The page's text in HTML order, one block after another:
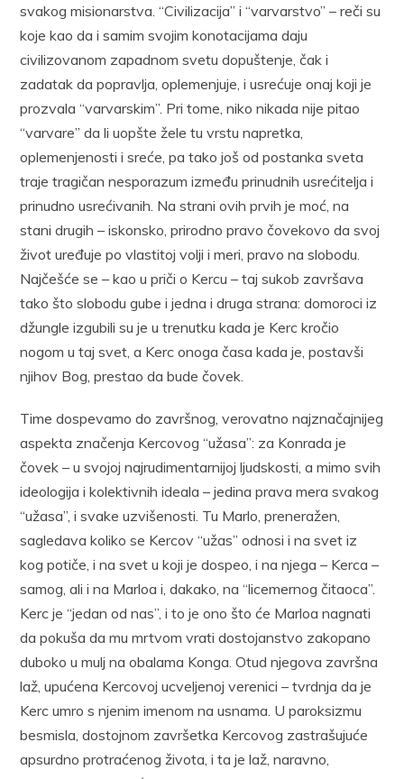
svakog misionarstva. “Civilizacija” i “varvarstvo” – reči su
koje kao da i samim svojim konotacijama daju
civilizovanom zapadnom svetu dopuštenje, čak i
zadatak da popravlja, oplemenjuje, i usrećuje onaj koji je
prozvala “varvarskim”. Pri tome, niko nikada nije pitao
“varvare” da li uopšte žele tu vrstu napretka,
oplemenjenosti i sreće, pa tako još od postanka sveta
traje tragičan nesporazum između prinudnih usrećitelja i
prinudno usrećivanih. Na strani ovih prvih je moć, na
stani drugih – iskonsko, prirodno pravo čovekovo da svoj
život uređuje po vlastitoj volji i meri, pravo na slobodu.
Najčešće se – kao u priči o Kercu – taj sukob završava
tako što slobodu gube i jedna i druga strana: domoroci iz
džungle izgubili su je u trenutku kada je Kerc kročio
nogom u taj svet, a Kerc onoga časa kada je, postavši
njihov Bog, prestao da bude čovek.
Time dospevamo do završnog, verovatno najznačajnijeg
aspekta značenja Kercovog “užasa”: za Konrada je
čovek – u svojoj najrudimentarnijoj ljudskosti, a mimo svih
ideologija i kolektivnih ideala – jedina prava mera svakog
“užasa”, i svake uzvišenosti. Tu Marlo, preneražen,
sagledava koliko se Kercov “užas” odnosi i na svet iz
kog potiče, i na svet u koji je dospeo, i na njega – Kerca –
samog, ali i na Marloa i, dakako, na “licemernog čitaoca”.
Kerc je “jedan od nas”, i to je ono što će Marloa nagnati
da pokuša da mu mrtvom vrati dostojanstvo zakopano
duboko u mulj na obalama Konga. Otud njegova završna
laž, upućena Kercovoj ucveljenoj verenici – tvrdnja da je
Kerc umro s njenim imenom na usnama. U paroksizmu
besmisla, dostojnom završetka Kercovog zastrašujuće
apsurdno protraćenog života, i ta je laž, naravno,